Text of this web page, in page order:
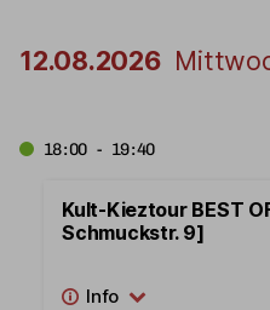
12.08.2026
18:00 - 19:40
Kult-Kieztour BEST
Schmuckstr. 9]